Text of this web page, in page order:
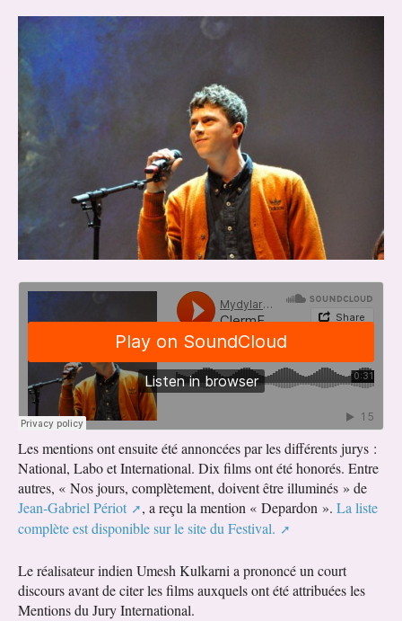
Les mentions ont ensuite été annoncées par les différents jurys :
National, Labo et International. Dix films ont été honorés. Entre
autres, « Nos jours, complètement, doivent être illuminés » de
Jean-Gabriel Périot
, a reçu la mention « Depardon ». La liste
complète est disponible sur le site du Festival.
Le réalisateur indien Umesh Kulkarni a prononcé un court
discours avant de citer les films auxquels ont été attribuées les
Mentions du Jury International.